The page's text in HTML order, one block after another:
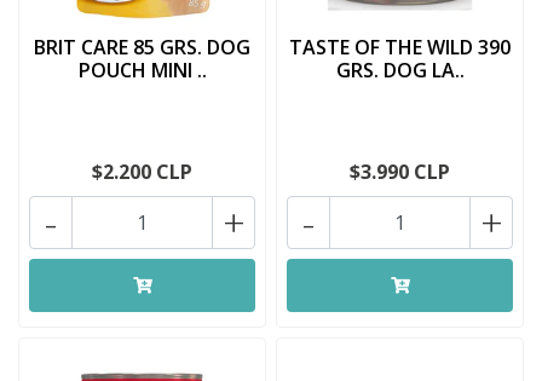
BRIT CARE 85 GRS. DOG
POUCH MINI ..
$2.200 CLP
+
-
TASTE OF THE WILD 390
GRS. DOG LA..
$3.990 CLP
+
-